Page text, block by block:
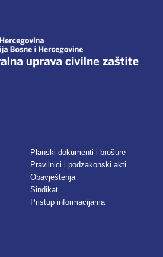
Planski dokumenti i brošure
Pravilnici i podzakonski akti
Obavještenja
Sindikat
Pristup informacijama